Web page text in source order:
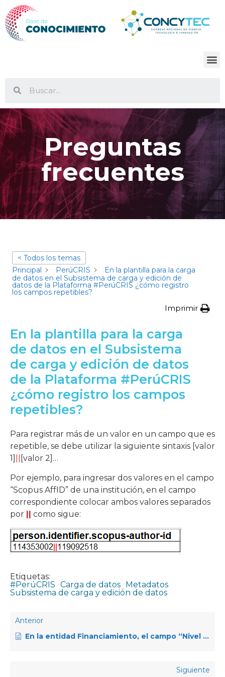
Preguntas
frecuentes
< Todos los temas
Principal
PerúCRIS
En la plantilla para la carga
de datos en el Subsistema de carga y edición de
datos de la Plataforma #PerúCRIS ¿cómo registro
los campos repetibles?
Imprimir
En la plantilla para la carga
de datos en el Subsistema
de carga y edición de datos
de la Plataforma #PerúCRIS
¿cómo registro los campos
repetibles?
Para registrar más de un valor en un campo que es
repetible, se debe utilizar la siguiente sintaxis [valor
1]
[valor 2]…
Por ejemplo, para ingresar dos valores en el campo
“Scopus AffID” de una institución, en el campo
correspondiente colocar ambos valores separados
por || como sigue:
Etiquetas:
#PerúCRIS Carga de datos Metadatos
Subsistema de carga y edición de datos
Anterior
En la entidad Financiamiento, el campo “Nivel o modalidad de financiamiento” se especifica el uso del vocabulario controlado sugerido por OpenAire, ¿Existe alguna traducción del mismo?
Siguiente